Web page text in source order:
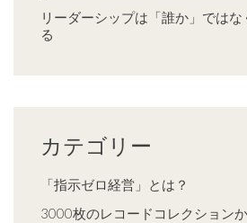
リーダーシップは「誰か」では
る
カテゴリー
「指示ゼロ経営」とは？
3000枚のレコードコレクション